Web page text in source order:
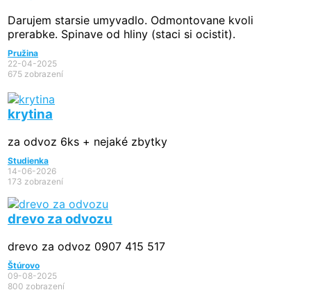
Darujem starsie umyvadlo. Odmontovane kvoli
prerabke. Spinave od hliny (staci si ocistit).
Pružina
22-04-2025
675 zobrazení
krytina
za odvoz 6ks + nejaké zbytky
Studienka
14-06-2026
173 zobrazení
drevo za odvozu
drevo za odvoz 0907 415 517
Štúrovo
09-08-2025
800 zobrazení